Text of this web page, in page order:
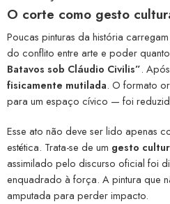
O corte como gesto
Poucas pinturas da história
do conflito entre arte e poder quanto
Batavos sob Cláudio Civilis”.
fisicamente mutilada. O formato
para um espaço cívico — foi
Esse ato não deve ser lido apenas
estética. Trata-se de um gesto
assimilado pelo discurso oficial foi
enquadrado à força. A pintura que
amputada para perder impacto.